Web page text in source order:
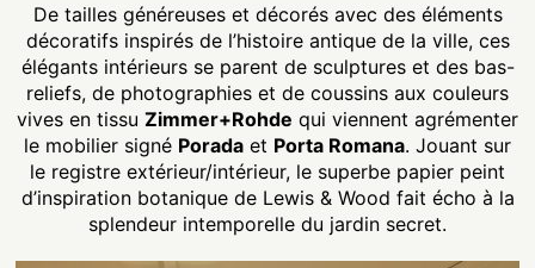
De tailles généreuses et décorés avec des éléments
décoratifs inspirés de l’histoire antique de la ville, ces
élégants intérieurs se parent de sculptures et des bas-
reliefs, de photographies et de coussins aux couleurs
vives en tissu Zimmer+Rohde qui viennent agrémenter
le mobilier signé Porada et Porta Romana. Jouant sur
le registre extérieur/intérieur, le superbe papier peint
d’inspiration botanique de Lewis & Wood fait écho à la
splendeur intemporelle du jardin secret.